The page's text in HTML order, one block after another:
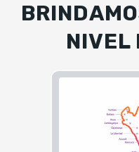
NIVEL